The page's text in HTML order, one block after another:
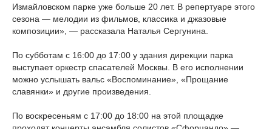
Измайловском парке уже больше 20 лет. В репертуаре этого
сезона — мелодии из фильмов, классика и джазовые
композиции», — рассказала Наталья Сергунина.
По субботам с 16:00 до 17:00 у здания дирекции парка
выступает оркестр спасателей Москвы. В его исполнении
можно услышать вальс «Воспоминание», «Прощание
славянки» и другие произведения.
По воскресеньям с 17:00 до 18:00 на этой площадке